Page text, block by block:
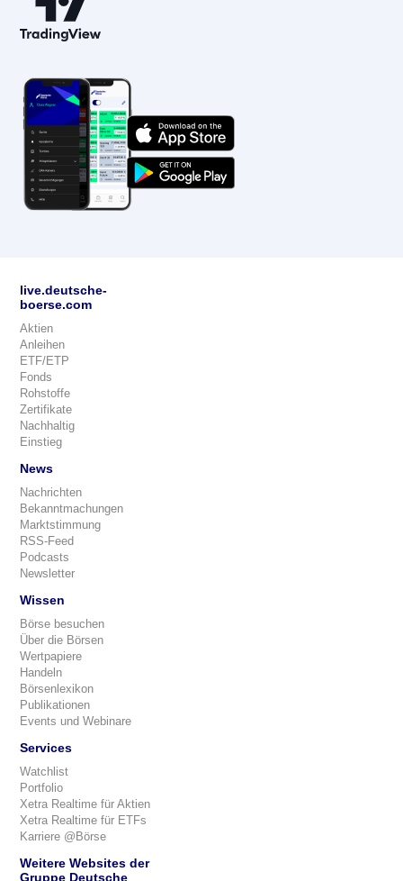
live.deutsche-
boerse.com
Aktien
Anleihen
ETF/ETP
Fonds
Rohstoffe
Zertifikate
Nachhaltig
Einstieg
News
Nachrichten
Bekanntmachungen
Marktstimmung
RSS-Feed
Podcasts
Newsletter
Wissen
Börse besuchen
Über die Börsen
Wertpapiere
Handeln
Börsenlexikon
Publikationen
Events und Webinare
Services
Watchlist
Portfolio
Xetra Realtime für Aktien
Xetra Realtime für ETFs
Karriere @Börse
Weitere Websites der
Gruppe Deutsche